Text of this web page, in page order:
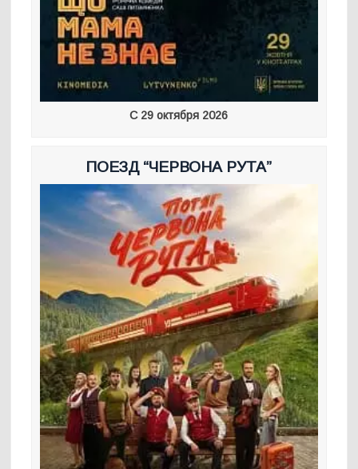
С 29 октября 2026
ПОЕЗД “ЧЕРВОНА РУТА”